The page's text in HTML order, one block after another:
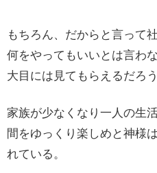
もちろん、だからと言って
何をやってもいいとは言わ
大目には見てもらえるだろう
家族が少なくなり一人の生
間をゆっくり楽しめと神様
れている。